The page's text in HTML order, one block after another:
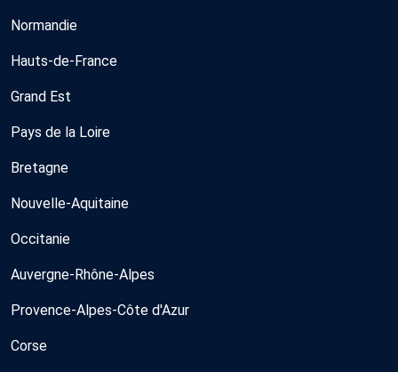
Normandie
Hauts-de-France
Grand Est
Pays de la Loire
Bretagne
Nouvelle-Aquitaine
Occitanie
Auvergne-Rhône-Alpes
Provence-Alpes-Côte d'Azur
Corse